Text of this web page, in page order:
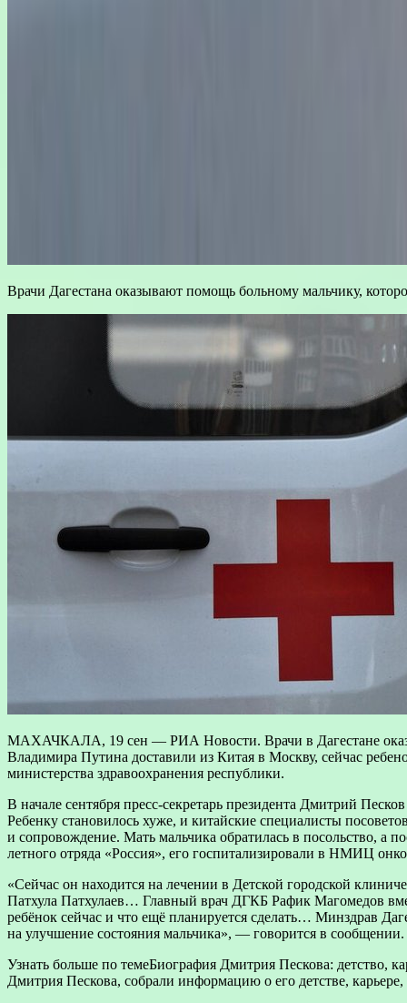
Врачи Дагестана оказывают помощь больному мальчику,
МАХАЧКАЛА, 19 сен — РИА Новости. Врачи в Дагестане
Владимира Путина доставили из Китая в Москву, сейчас
министерства здравоохранения республики.
В начале сентября пресс-секретарь президента Дмитрий
Ребенку становилось хуже, и китайские специалисты
и сопровождение. Мать мальчика обратилась в посольство, а
летного отряда «Россия», его госпитализировали в НМИЦ
«Сейчас он находится на лечении в Детской городской
Патхула Патхулаев… Главный врач ДГКБ Рафик Магомедов
ребёнок сейчас и что ещё планируется сделать… Минздрав
на улучшение состояния мальчика», — говорится в сообщении.
Узнать больше по темеБиография Дмитрия Пескова: детство,
Дмитрия Пескова, собрали информацию о его детстве,